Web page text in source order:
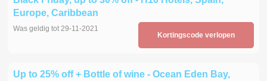
Europe, Caribbean
Kortingscode verlopen
Was geldig tot 29-11-2021
Up to 25% off + Bottle of wine - Ocean Eden Bay,